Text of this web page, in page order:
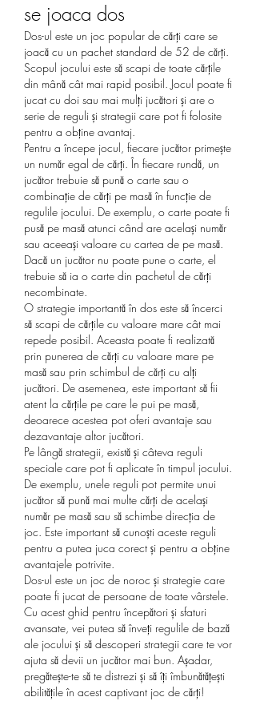
se joaca dos
Dos-ul este un joc popular de cărți care se
joacă cu un pachet standard de 52 de cărți.
Scopul jocului este să scapi de toate cărțile
din mână cât mai rapid posibil. Jocul poate fi
jucat cu doi sau mai mulți jucători și are o
serie de reguli și strategii care pot fi folosite
pentru a obține avantaj.
Pentru a începe jocul, fiecare jucător primește
un număr egal de cărți. În fiecare rundă, un
jucător trebuie să pună o carte sau o
combinație de cărți pe masă în funcție de
regulile jocului. De exemplu, o carte poate fi
pusă pe masă atunci când are același număr
sau aceeași valoare cu cartea de pe masă.
Dacă un jucător nu poate pune o carte, el
trebuie să ia o carte din pachetul de cărți
necombinate.
O strategie importantă în dos este să încerci
să scapi de cărțile cu valoare mare cât mai
repede posibil. Aceasta poate fi realizată
prin punerea de cărți cu valoare mare pe
masă sau prin schimbul de cărți cu alți
jucători. De asemenea, este important să fii
atent la cărțile pe care le pui pe masă,
deoarece acestea pot oferi avantaje sau
dezavantaje altor jucători.
Pe lângă strategii, există și câteva reguli
speciale care pot fi aplicate în timpul jocului.
De exemplu, unele reguli pot permite unui
jucător să pună mai multe cărți de același
număr pe masă sau să schimbe direcția de
joc. Este important să cunoști aceste reguli
pentru a putea juca corect și pentru a obține
avantajele potrivite.
Dos-ul este un joc de noroc și strategie care
poate fi jucat de persoane de toate vârstele.
Cu acest ghid pentru începători și sfaturi
avansate, vei putea să înveți regulile de bază
ale jocului și să descoperi strategii care te vor
ajuta să devii un jucător mai bun. Așadar,
pregătește-te să te distrezi și să îți îmbunătățești
abilitățile în acest captivant joc de cărți!